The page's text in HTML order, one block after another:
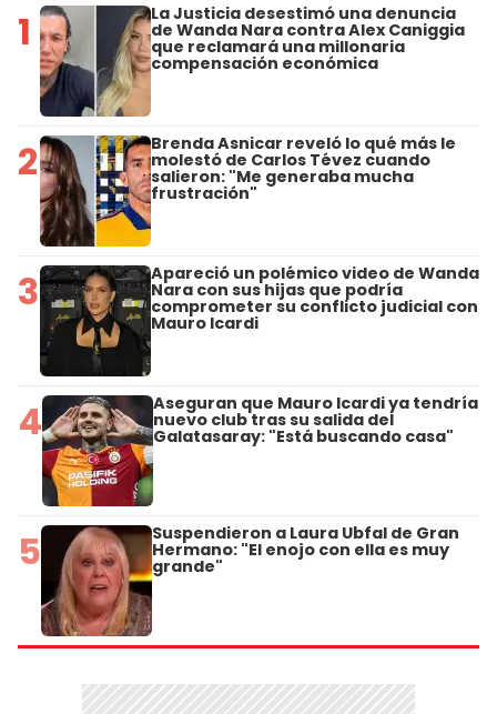
1 La Justicia desestimó una denuncia
de Wanda Nara contra Alex Caniggia
que reclamará una millonaria
compensación económica
2 Brenda Asnicar reveló lo qué más le
molestó de Carlos Tévez cuando
salieron: "Me generaba mucha
frustración"
3 Apareció un polémico video de Wanda
Nara con sus hijas que podría
comprometer su conflicto judicial con
Mauro Icardi
4 Aseguran que Mauro Icardi ya tendría
nuevo club tras su salida del
Galatasaray: "Está buscando casa"
5 Suspendieron a Laura Ubfal de Gran
Hermano: "El enojo con ella es muy
grande"